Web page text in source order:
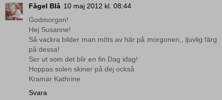
Fågel Blå 10 maj 2012 kl. 08:44
Godmorgon!
Hej Susanne!
Så vackra bilder man möts av här på morgonen,, ljuvlig färg
på dessa!
Ser ut som det blir en fin Dag idag!
Hoppas solen skiner på dej också
Kramar Kathrine
Svara